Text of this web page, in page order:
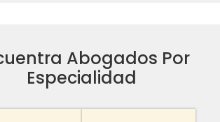
Abogados Por
Especialidad